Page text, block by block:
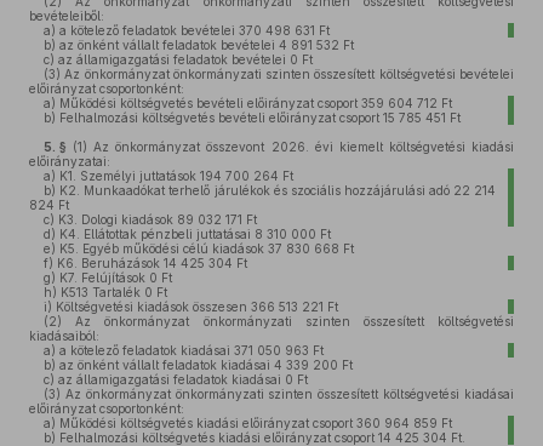
bevételeiből:
a) a kötelező feladatok bevételei 370 498 631 Ft
b) az önként vállalt feladatok bevételei 4 891 532 Ft
c) az államigazgatási feladatok bevételei 0 Ft
(3) Az önkormányzat önkormányzati szinten összesített költségvetési bevételei
előirányzat csoportonként:
a) Működési költségvetés bevételi előirányzat csoport 359 604 712 Ft
b) Felhalmozási költségvetés bevételi előirányzat csoport 15 785 451 Ft
5. § (1) Az önkormányzat összevont 2026. évi kiemelt költségvetési kiadási
előirányzatai:
a) K1. Személyi juttatások 194 700 264 Ft
b) K2. Munkaadókat terhelő járulékok és szociális hozzájárulási adó 22 214
824 Ft
c) K3. Dologi kiadások 89 032 171 Ft
d) K4. Ellátottak pénzbeli juttatásai 8 310 000 Ft
e) K5. Egyéb működési célú kiadások 37 830 668 Ft
f) K6. Beruházások 14 425 304 Ft
g) K7. Felújítások 0 Ft
h) K513 Tartalék 0 Ft
i) Költségvetési kiadások összesen 366 513 221 Ft
(2) Az önkormányzat önkormányzati szinten összesített költségvetési
kiadásaiból:
a) a kötelező feladatok kiadásai 371 050 963 Ft
b) az önként vállalt feladatok kiadásai 4 339 200 Ft
c) az államigazgatási feladatok kiadásai 0 Ft
(3) Az önkormányzat önkormányzati szinten összesített költségvetési kiadásai
előirányzat csoportonként:
a) Működési költségvetés kiadási előirányzat csoport 360 964 859 Ft
b) Felhalmozási költségvetés kiadási előirányzat csoport 14 425 304 Ft.